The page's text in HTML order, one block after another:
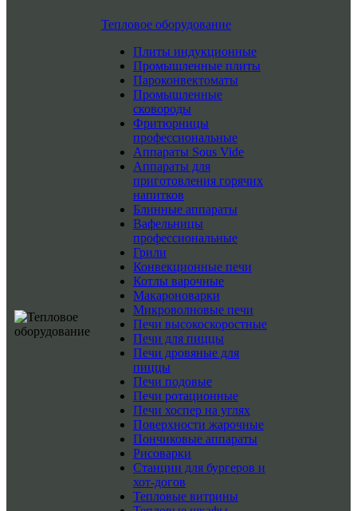
Тепловое оборудование
Плиты индукционные
Промышленные плиты
Пароконвектоматы
Промышленные
сковороды
Фритюрницы
профессиональные
Аппараты Sous Vide
Аппараты для
приготовления горячих
напитков
Блинные аппараты
Вафельницы
профессиональные
Грили
Конвекционные печи
Котлы варочные
Макароноварки
Микроволновые печи
Печи высокоскоростные
Печи для пиццы
Печи дровяные для
пиццы
Печи подовые
Печи ротационные
Печи хоспер на углях
Поверхности жарочные
Пончиковые аппараты
Рисоварки
Станции для бургеров и
хот-догов
Тепловые витрины